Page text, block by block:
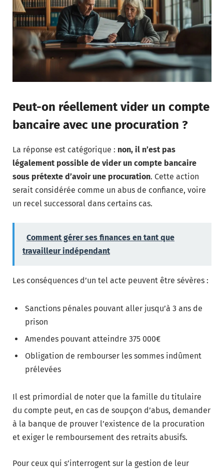
Peut-on réellement vider un compte
bancaire avec une procuration ?
La réponse est catégorique : non, il n’est pas
légalement possible de vider un compte bancaire
sous prétexte d’avoir une procuration. Cette action
serait considérée comme un abus de confiance, voire
un recel successoral dans certains cas.
Comment gérer ses finances en tant que
travailleur indépendant
Les conséquences d’un tel acte peuvent être sévères :
Sanctions pénales pouvant aller jusqu’à 3 ans de
prison
Amendes pouvant atteindre 375 000€
Obligation de rembourser les sommes indûment
prélevées
Il est primordial de noter que la famille du titulaire
du compte peut, en cas de soupçon d’abus, demander
à la banque de prouver l’existence de la procuration
et exiger le remboursement des retraits abusifs.
Pour ceux qui s’interrogent sur la gestion de leur